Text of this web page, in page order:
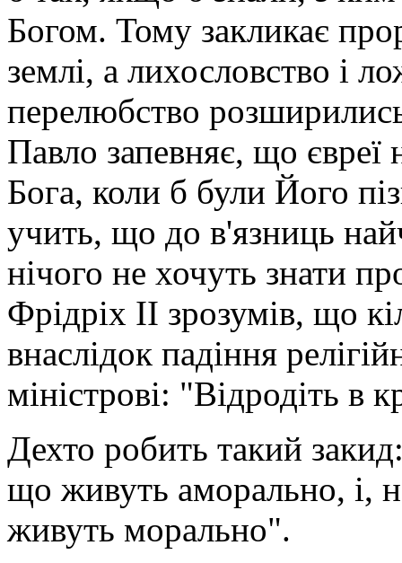
Богом. Тому закликає
землі, а лихословство і
перелюбство
Павло запевняє, що євреї
Бога, коли б були Його
учить, що до в'язниць
нічого не хочуть знати
Фрідріх II зрозумів, що
внаслідок падіння
міністрові: "Відродіть в
Дехто робить такий
що живуть аморально, і,
живуть морально".